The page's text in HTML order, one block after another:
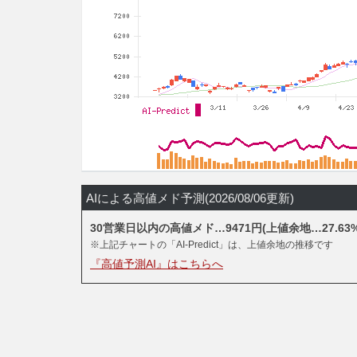
AIによる高値メド予測(2026/08/06更新)
30営業日以内の高値メド…9471円(上値余地
※上記チャートの「AI-Predict」は、上値余地の推移です
『高値予測AI』はこちらへ